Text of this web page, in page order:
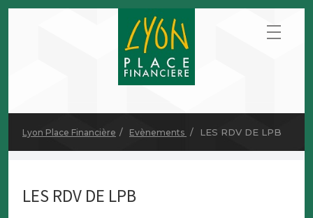
Lyon Place Financière Evènements LES RDV DE LPB
LES RDV DE LPB